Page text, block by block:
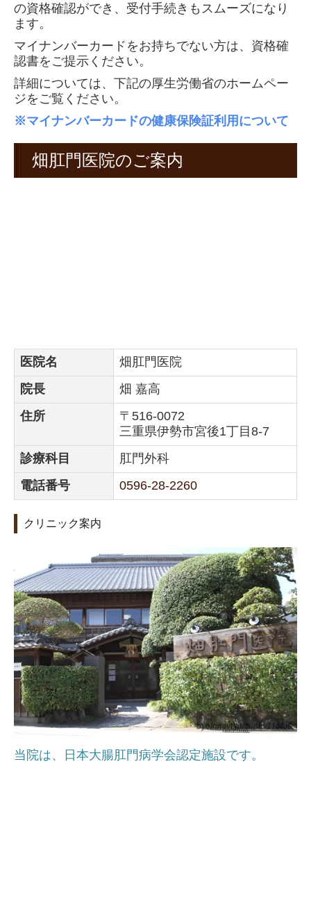
クリニック案内
当院は、日本大腸肛門病学会認定施設です。
の資格確認ができ、受付手続きもスムーズになり
ます。
マイナンバーカードをお持ちでない方は、資格確
認書をご提示ください。
詳細については、下記の厚生労働省のホームペー
ジをご覧ください。
※マイナンバーカードの健康保険証利用について
畑肛門医院のご案内
医院名
畑肛門医院
院長
畑 嘉高
住所
〒516-0072
三重県伊勢市宮後1丁目8-7
診療科目
肛門外科
電話番号
0596-28-2260